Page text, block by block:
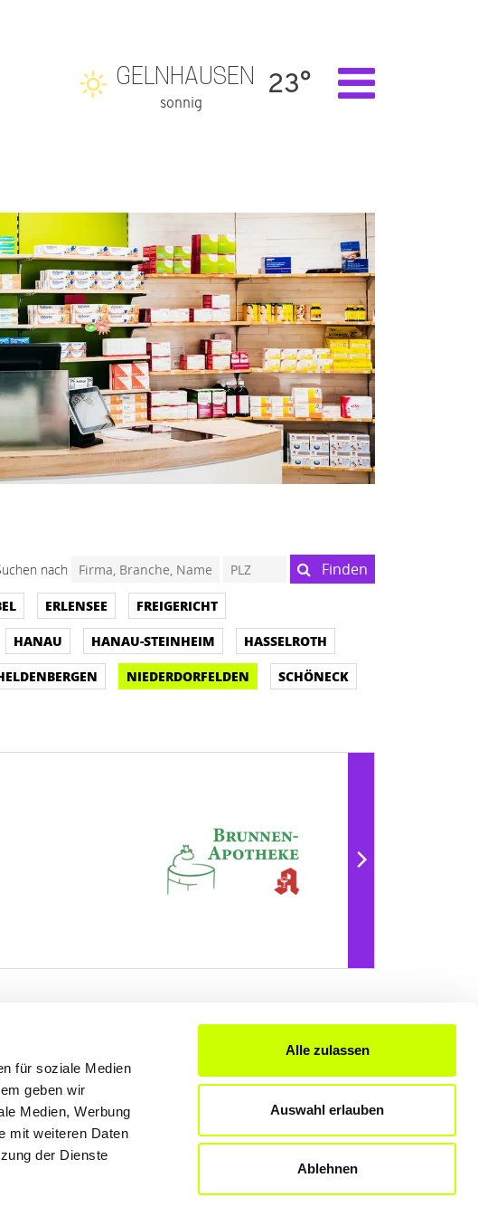
für soziale Medien
geben wir
Medien, Werbung
mit weiteren Daten
der Dienste
Alle zulassen
Auswahl erlauben
Ablehnen
GELNHAUSEN
sonnig
23°
nach Finden
ERLENSEE
FREIGERICHT
HANAU HANAU-STEINHEIM
HASSELROTH
NIEDERDORFELDEN
SCHÖNECK
Produkte & Lösungen
Datenschutzerklärung Rechtliche Hinweise